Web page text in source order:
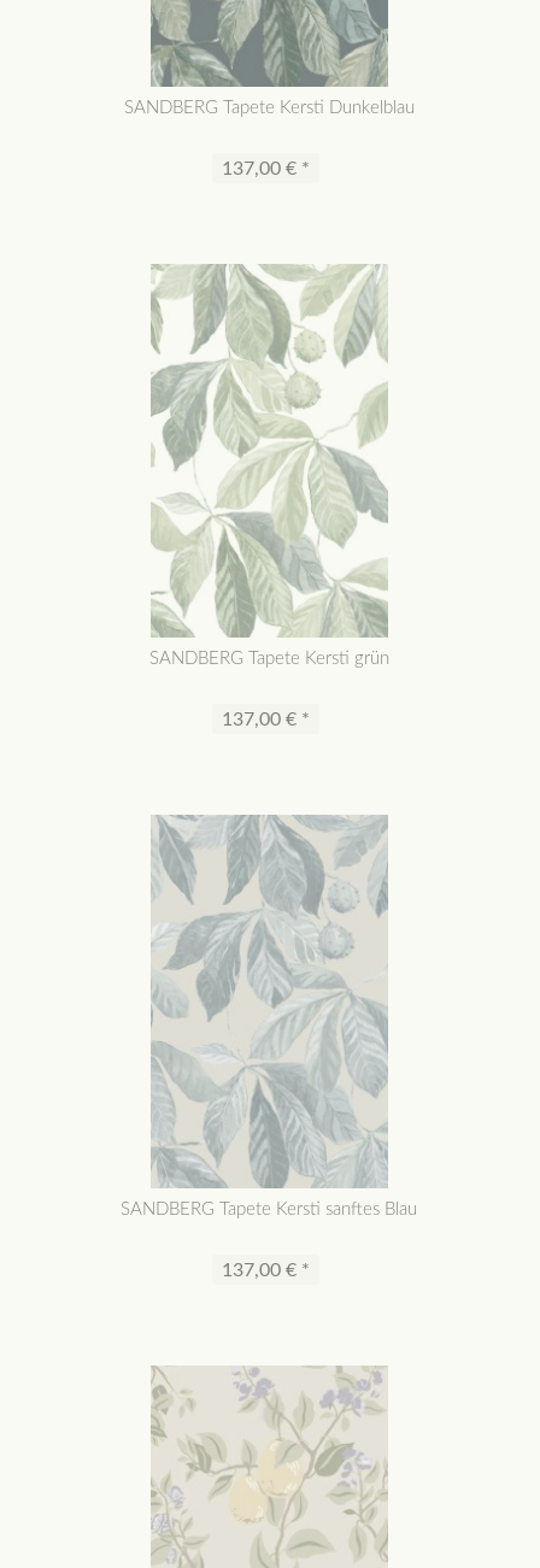
SANDBERG Tapete Kersti Dunkelblau
137,00 € *
SANDBERG Tapete Kersti grün
137,00 € *
SANDBERG Tapete Kersti sanftes Blau
137,00 € *